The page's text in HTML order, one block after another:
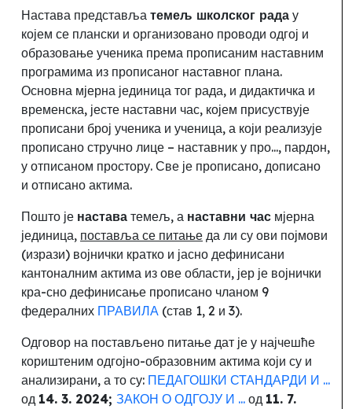
Настава представља темељ школског рада у
којем се плански и организовано проводи одгој и
образовање ученика према прописаним наставним
програмима из прописаног наставног плана.
Основна мјерна јединица тог рада, и дидактичка и
временска, јесте наставни час, којем присуствује
прописани број ученика и ученица, а који реализује
прописано стручно лице – наставник у про..., пардон,
у отписаном простору. Све је прописано, дописано
и отписано актима.
Пошто је настава темељ, а наставни час мјерна
јединица, поставља се питање да ли су ови појмови
(изрази) војнички кратко и јасно дефинисани
кантоналним актима из ове области, јер је војнички
кра-сно дефинисање прописано чланом 9
федералних ПРАВИЛА (став 1, 2 и 3).
Одговор на постављено питање дат је у најчешће
кориштеним одгојно-образовним актима који су и
анализирани, а то су: ПЕДАГОШКИ СТАНДАРДИ И ...
од 14. 3. 2024; ЗАКОН О ОДГОЈУ И ... од 11. 7.